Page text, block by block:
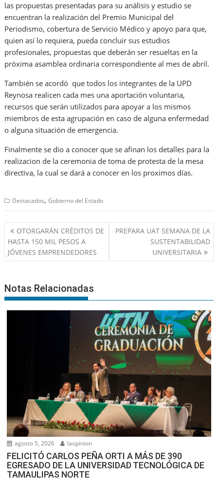
las propuestas presentadas para su análisis y estudio se
encuentran la realización del Premio Municipal del
Periodismo, cobertura de Servicio Médico y apoyo para que,
quien así lo requiera, pueda concluir sus estudios
profesionales, propuestas que deberán ser resueltas en la
próxima asamblea ordinaria correspondiente al mes de abril.
También se acordó que todos los integrantes de la UPD
Reynosa realicen cada mes una aportación voluntaria,
recursos que serán utilizados para apoyar a los mismos
miembros de esta agrupación en caso de alguna enfermedad
o alguna situación de emergencia.
Finalmente se dio a conocer que se afinan los detalles para la
realizacion de la ceremonia de toma de protesta de la mesa
directiva, la cual se dará a conocer en los proximos días.
Destacados,Gobierno del Estado
Navegación
de
entradas
OTORGARÁN CRÉDITOS DE
HASTA 150 MIL PESOS A
JÓVENES EMPRENDEDORES
PREPARA UAT SEMANA DE LA
SUSTENTABILIDAD
UNIVERSITARIA
Notas Relacionadas
agosto 5, 2026 laopinion
FELICITÓ CARLOS PEÑA ORTI A MÁS DE 390
EGRESADO DE LA UNIVERSIDAD TECNOLÓGICA DE
TAMAULIPAS NORTE